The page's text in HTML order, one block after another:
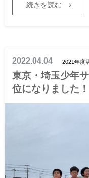
続きを読む
2022.04.04 2021年度
東京・埼玉少年
位になりました！